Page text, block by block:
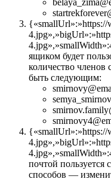
{«smallUrl»:»https://
ящиком будет
количество
быть следующим:
{«smallUrl»:»https://
почтой пользуется
способов —